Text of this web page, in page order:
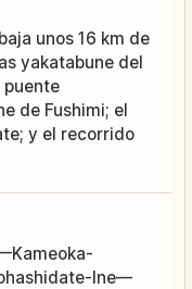
unos 16 km de
yakatabune del
puente
de Fushimi; el
y el recorrido
Ine—